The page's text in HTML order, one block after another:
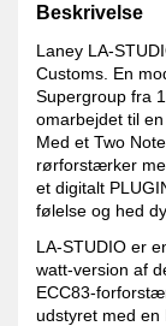
Beskrivelse
Laney LA-
Customs. En
Supergroup fra
omarbejdet til
Med et Two
rørforstærker
et digitalt
følelse og hed
LA-STUDIO er
watt-version af
ECC83-
udstyret med en